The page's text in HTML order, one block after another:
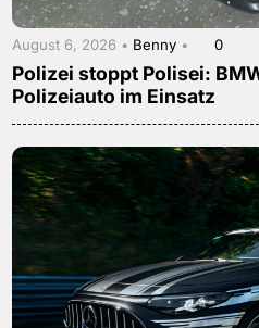
August 6, 2026 • Benny • 0
Polizei stoppt Polisei:
Polizeiauto im Einsatz